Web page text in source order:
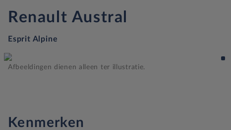
Renault Austral
Esprit Alpine
Afbeeldingen dienen alleen ter illustratie.
Kenmerken